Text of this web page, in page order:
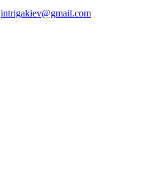
intrigakiev@gmail.com